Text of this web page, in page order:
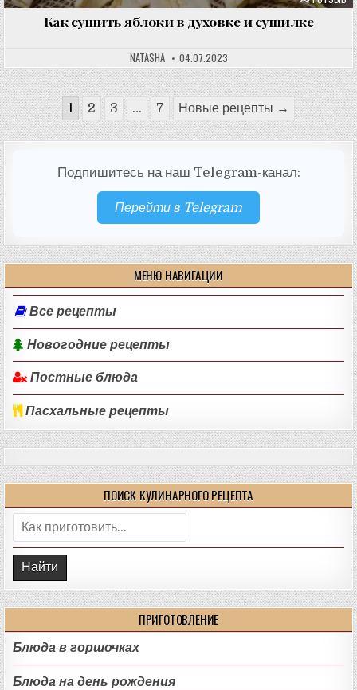
Как сушить яблоки в духовке и сушилке
NATASHA 04.07.2023
Пагинация
записей
1 2 3 … 7 Новые рецепты →
Подпишитесь на наш Telegram-канал:
Перейти в Telegram
МЕНЮ НАВИГАЦИИ
Все рецепты
Новогодние рецепты
Постные блюда
Пасхальные рецепты
ПОИСК КУЛИНАРНОГО РЕЦЕПТА
Поиск:
ПРИГОТОВЛЕНИЕ
Блюда в горшочках
Блюда на день рождения